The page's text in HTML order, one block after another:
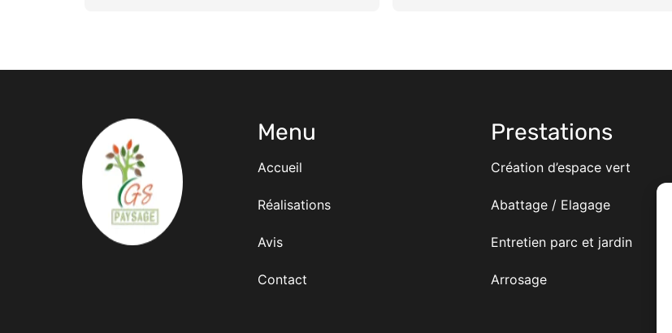
Menu
Accueil
Réalisations
Avis
Contact
Prestations
Création d’espace vert
Abattage / Elagage
Entretien parc et jardin
Arrosage